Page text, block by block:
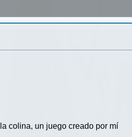
colina, un juego creado por mí